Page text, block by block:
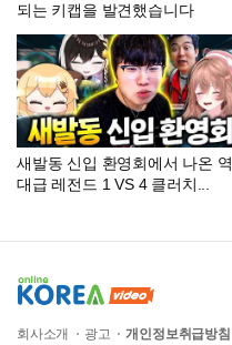
되는 키캡을 발견했습니다
새발동 신입 환영회에서 나온 역
대급 레전드 1 VS 4 클러치...
회사소개 광고 개인정보취급방침